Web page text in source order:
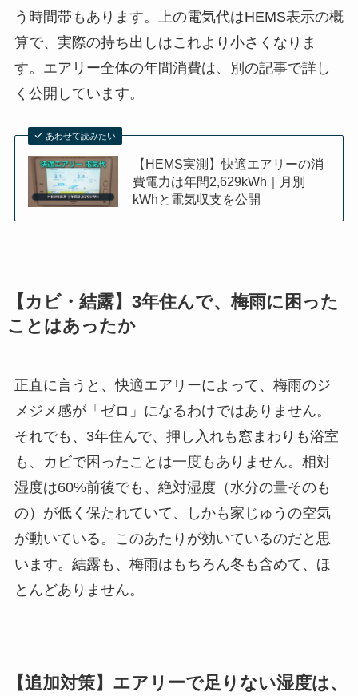
う時間帯もあります。上の電気代はHEMS表示の概
算で、実際の持ち出しはこれより小さくなりま
す。エアリー全体の年間消費は、別の記事で詳し
く公開しています。
あわせて読みたい
【HEMS実測】快適エアリーの消
費電力は年間2,629kWh｜月別
kWhと電気収支を公開
【カビ・結露】3年住んで、梅雨に困った
ことはあったか
正直に言うと、快適エアリーによって、梅雨のジ
メジメ感が「ゼロ」になるわけではありません。
それでも、3年住んで、押し入れも窓まわりも浴室
も、カビで困ったことは一度もありません。相対
湿度は60%前後でも、絶対湿度（水分の量そのも
の）が低く保たれていて、しかも家じゅうの空気
が動いている。このあたりが効いているのだと思
います。結露も、梅雨はもちろん冬も含めて、ほ
とんどありません。
【追加対策】エアリーで足りない湿度は、